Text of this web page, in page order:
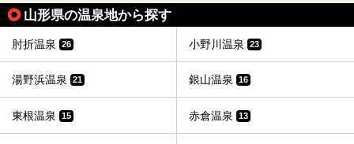
山形県の温泉地から探す
肘折温泉 26 小野川温泉 23
湯野浜温泉 21 銀山温泉 16
東根温泉 15 赤倉温泉 13